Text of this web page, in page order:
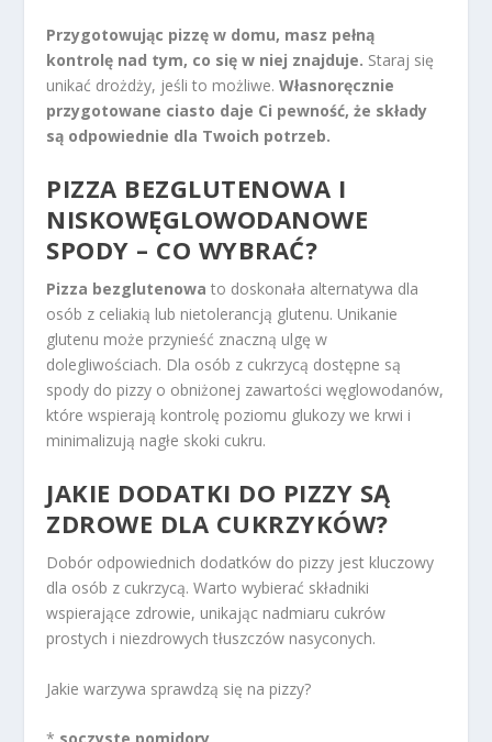
Przygotowując pizzę w domu, masz pełną
kontrolę nad tym, co się w niej znajduje. Staraj się
unikać drożdży, jeśli to możliwe.Własnoręcznie
przygotowane ciasto daje Ci pewność, że składy
są odpowiednie dla Twoich potrzeb.
PIZZA BEZGLUTENOWA I
NISKOWĘGLOWODANOWE
SPODY – CO WYBRAĆ?
Pizza bezglutenowa to doskonała alternatywa dla
osób z celiakią lub nietolerancją glutenu. Unikanie
glutenu może przynieść znaczną ulgę w
dolegliwościach. Dla osób z cukrzycą dostępne są
spody do pizzy o obniżonej zawartości węglowodanów,
które wspierają kontrolę poziomu glukozy we krwi i
minimalizują nagłe skoki cukru.
JAKIE DODATKI DO PIZZY SĄ
ZDROWE DLA CUKRZYKÓW?
Dobór odpowiednich dodatków do pizzy jest kluczowy
dla osób z cukrzycą. Warto wybierać składniki
wspierające zdrowie, unikając nadmiaru cukrów
prostych i niezdrowych tłuszczów nasyconych.
Jakie warzywa sprawdzą się na pizzy?